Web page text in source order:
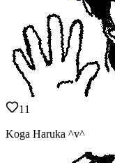
11
Koga Haruka ^v^